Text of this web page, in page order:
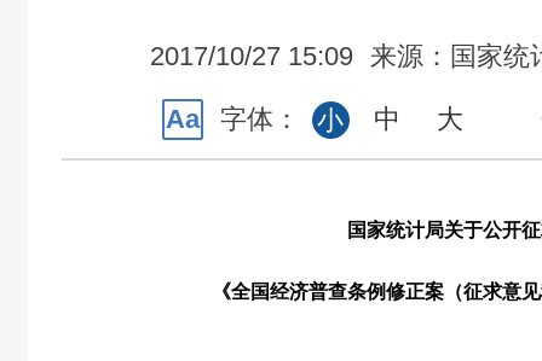
2017/10/27 15:09 来源：国家统
Aa 字体： 小 中 大
国家统计局关于公开
《全国经济普查条例修正案（征求意